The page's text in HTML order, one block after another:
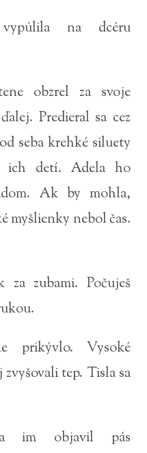
na dcéru
obzrel za svoje
Predieral sa cez
seba krehké siluety
ich detí. Adela ho
Ak by mohla,
myšlienky nebol čas.
za zubami. Počuješ
prikývlo. Vysoké
tep. Tisla sa
im objavil pás